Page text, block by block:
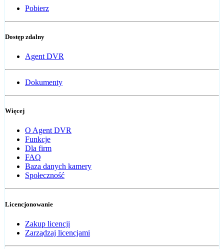
Pobierz
Dostęp zdalny
Agent DVR
Dokumenty
Więcej
O Agent DVR
Funkcje
Dla firm
FAQ
Baza danych kamery
Społeczność
Licencjonowanie
Zakup licencji
Zarządzaj licencjami